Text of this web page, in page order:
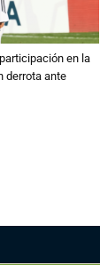
en la
derrota ante